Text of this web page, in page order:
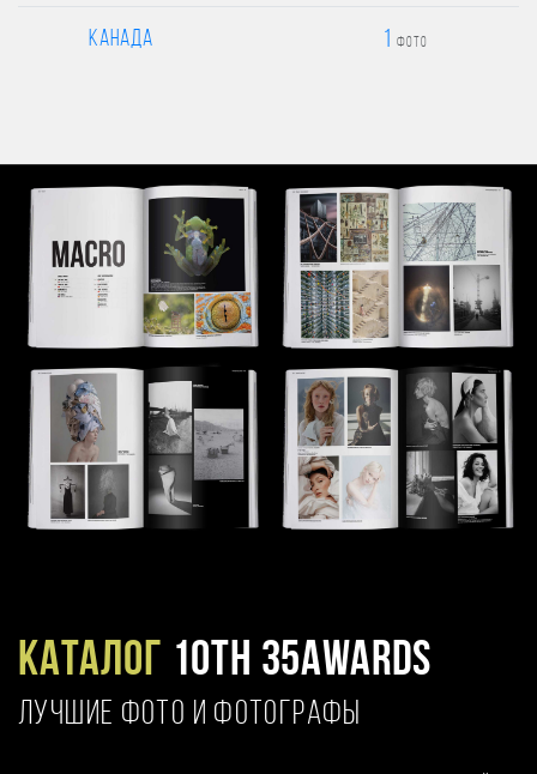
Канада 1 фото
Каталог 10TH 35AWARDS
ЛУЧШИЕ ФОТО И ФОТОГРАФЫ